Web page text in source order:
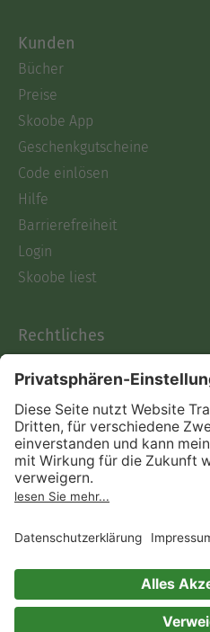
Kunden
Bücher
Preise
Skoobe App
Geschenkgutscheine
Code einlösen
Hilfe
Barrierefreiheit
Login
Skoobe liest
Rechtliches
AGB
Informationen nach Data
Act
Verträge hier kündigen
Impressum
Immer ein